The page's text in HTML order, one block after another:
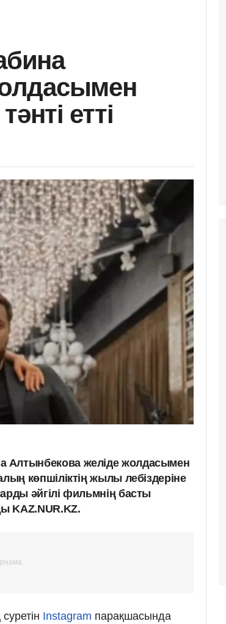
етті
желіде жолдасымен
көпшіліктің жылы лебіздеріне
әйгілі фильмнің басты
KAZ.NUR.KZ.
Instagram парақшасында